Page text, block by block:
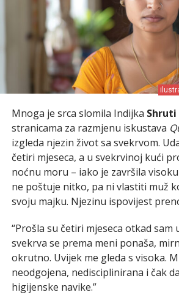
Mnoga je srca slomila Indijka Shruti
stranicama za razmjenu iskustava
izgleda njezin život sa svekrvom.
četiri mjeseca, a u svekrvinoj kući
noćnu moru – iako je završila
ne poštuje nitko, pa ni vlastiti muž
svoju majku. Njezinu ispovijest
“Prošla su četiri mjeseca otkad sam
svekrva se prema meni ponaša,
okrutno. Uvijek me gleda s visoka.
neodgojena, nedisciplinirana i čak
higijenske navike.”